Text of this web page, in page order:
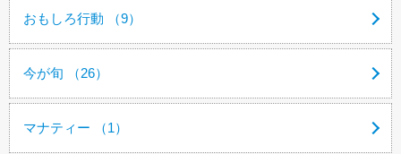
おもしろ行動 （9）
今が旬 （26）
マナティー （1）